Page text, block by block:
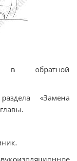
в обратной
«Замена